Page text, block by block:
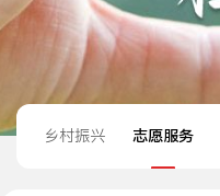
乡村振兴 志愿服务